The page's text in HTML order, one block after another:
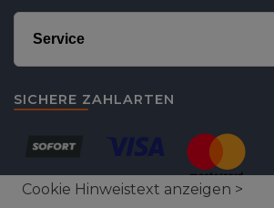
Service
SICHERE ZAHLARTEN
Cookie Hinweistext anzeigen >